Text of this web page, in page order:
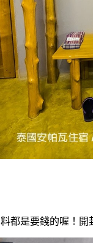
都是要錢的喔！開